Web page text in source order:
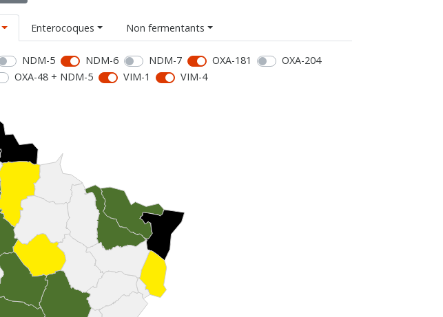
Enterocoques Non fermentants
NDM-5 NDM-6 NDM-7 OXA-181
OXA-204
OXA-48 + NDM-5 VIM-1 VIM-4